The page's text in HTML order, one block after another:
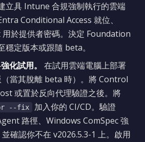
立具 Intune 合規強制執行的雲端
Conditional Access 就位、
於提供者密碼。決定 Foundation
穩定版本或跟隨 beta。
化試用。
在試用雲端電腦上部署
（當其脫離 beta 時）。將 Control
或置於反向代理驗證之後。將
--fix
加入你的 CI/CD。驗證
路徑、Windows ComSpec 強
確認你不在 v2026.5.3-1 上。啟用